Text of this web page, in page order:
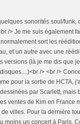
sonorités soul/funk,
/> Je me suis également
sort les
et un autre avec une
versions (là je me dis que
/> <br />
pour la sortie de HCTA,
par Scarlett, mais
ventes de Kim en France
villes. Pour la dernière
moins un concert à Paris.